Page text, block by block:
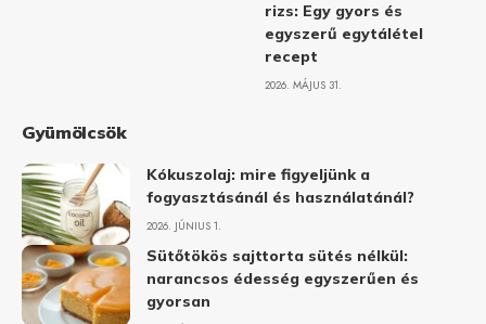
rizs: Egy gyors és
egyszerű egytálétel
recept
2026. MÁJUS 31.
Gyümölcsök
Kókuszolaj: mire figyeljünk a
fogyasztásánál és használatánál?
2026. JÚNIUS 1.
Sütőtökös sajttorta sütés nélkül:
narancsos édesség egyszerűen és
gyorsan